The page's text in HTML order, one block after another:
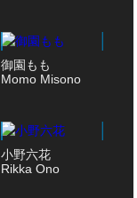
御園もも
Momo Misono
小野六花
Rikka Ono